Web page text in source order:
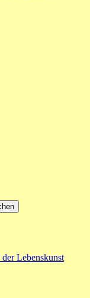
Lebenskunst